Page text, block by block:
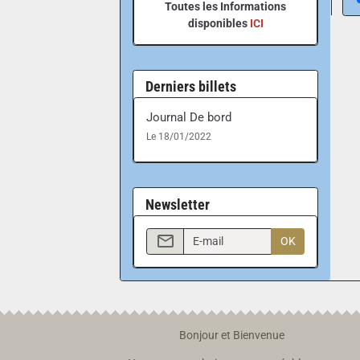
Toutes les Informations
disponibles ICI
Derniers billets
Journal De bord
Le 18/01/2022
Newsletter
OK
Bonjour et Bienvenue